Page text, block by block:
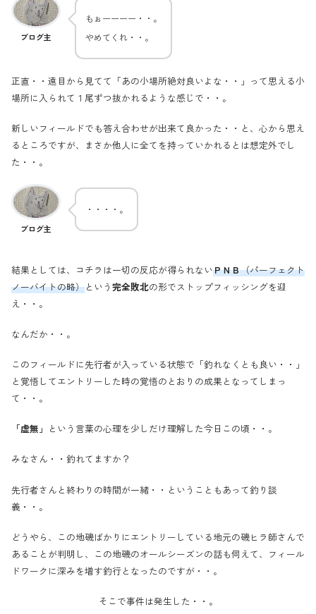
ブログ主
もぉーーーー・・。
やめてくれ・・。
正直・・遠目から見てて「あの小場所絶対良いよな・・」って思える小
場所に入られて１尾ずつ抜かれるような感じで・・。
新しいフィールドでも答え合わせが出来て良かった・・と、心から思え
るところですが、まさか他人に全てを持っていかれるとは想定外でし
た・・。
ブログ主
・・・・。
結果としては、コチラは一切の反応が得られないＰＮＢ（パーフェクト
ノーバイトの略）という 完全敗北の形でストップフィッシングを迎
え・・。
なんだか・・。
このフィールドに先行者が入っている状態で「釣れなくとも良い・・」
と覚悟してエントリーした時の覚悟のとおりの成果となってしまっ
て・・。
「虚無」 という言葉の心理を少しだけ理解した今日この頃・・。
みなさん・・釣れてますか？
先行者さんと終わりの時間が一緒・・ということもあって釣り談
義・・。
どうやら、この地磯ばかりにエントリーしている地元の磯ヒラ師さんで
あることが判明し、この地磯のオールシーズンの話も伺えて、フィール
ドワークに深みを増す釣行となったのですが・・。
そこで事件は発生した・・。